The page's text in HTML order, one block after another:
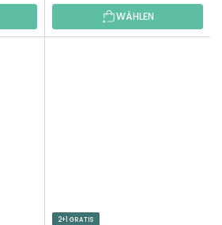
WÄHLEN
2+1 GRATIS